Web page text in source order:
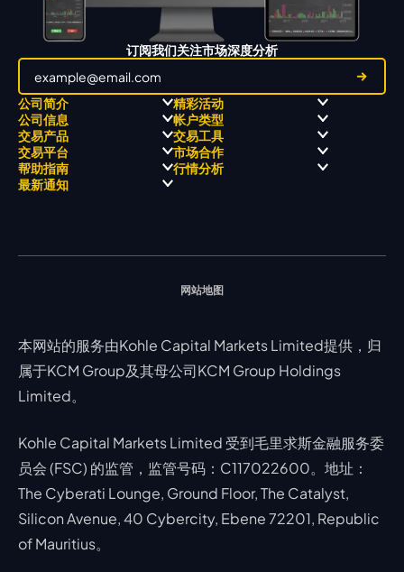
订阅我们关注市场深度分析
公司简介
关于
关于 KCM Group
三大优势
奖项和成就
精彩活动
职业高尔夫 x 飘移队
全球高尔夫锦标赛
公司信息
经营理念
公开信息与风险披露
公司新闻
视频库
帐户类型
ECN 账户
STP 账户
账户比较
交易产品
Forex
贵金属
能源
交易工具
交易平台
MetaTrader 4
MetaTrader 5
市场合作
帮助指南 行情分析
最新通知
网站地图
本网站的服务由Kohle Capital Markets Limited提供，归
属于KCM Group及其母公司KCM Group Holdings
Limited。
Kohle Capital Markets Limited 受到毛里求斯金融服务委
员会 (FSC) 的监管，监管号码：C117022600。地址：
The Cyberati Lounge, Ground Floor, The Catalyst,
Silicon Avenue, 40 Cybercity, Ebene 72201, Republic
of Mauritius。